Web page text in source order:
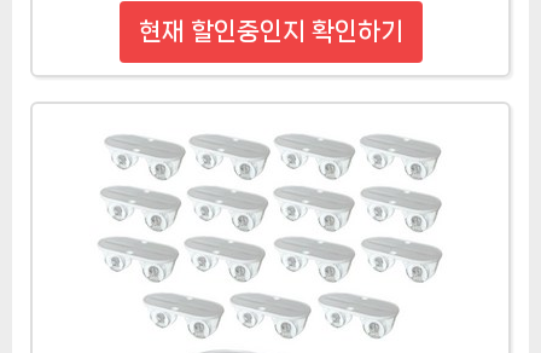
현재 할인중인지 확인하기